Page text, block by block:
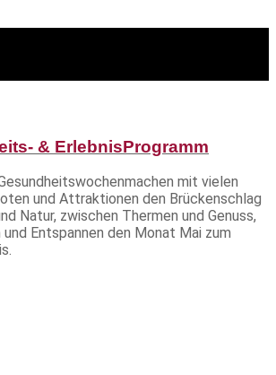
& ErlebnisProgramm
mit vielen
und Attraktionen den Brückenschlag
Natur, zwischen Thermen und Genuss,
Entspannen den Monat Mai zum